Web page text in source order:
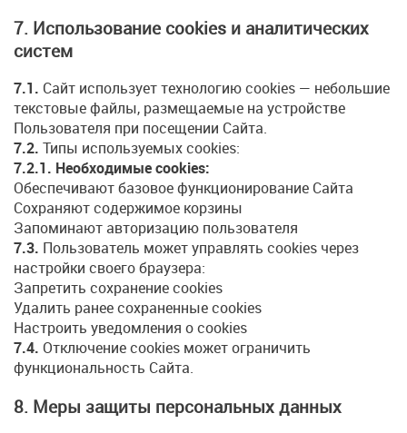
7. Использование cookies и аналитических
систем
7.1. Сайт использует технологию cookies — небольшие
текстовые файлы, размещаемые на устройстве
Пользователя при посещении Сайта.
7.2. Типы используемых cookies:
7.2.1. Необходимые cookies:
Обеспечивают базовое функционирование Сайта
Сохраняют содержимое корзины
Запоминают авторизацию пользователя
7.3. Пользователь может управлять cookies через
настройки своего браузера:
Запретить сохранение cookies
Удалить ранее сохраненные cookies
Настроить уведомления о cookies
7.4. Отключение cookies может ограничить
функциональность Сайта.
8. Меры защиты персональных данных